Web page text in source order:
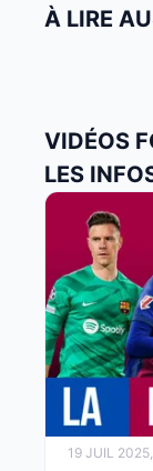
À LIRE
VIDÉOS
LES
19 JUIL